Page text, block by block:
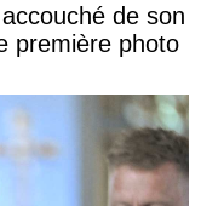
de son
première photo